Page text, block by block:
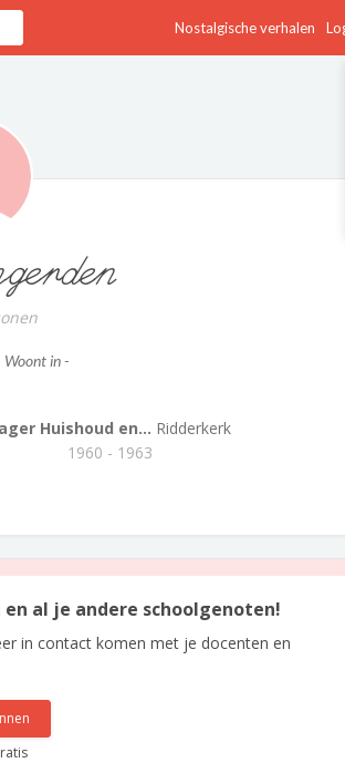
Nostalgische verhalen
Woont in -
Huishoud en... Ridderkerk
1960 - 1963
al je andere schoolgenoten!
in contact komen met je docenten en